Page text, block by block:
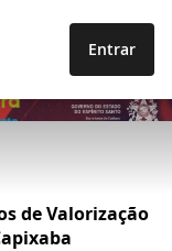
Entrar
de Valorização